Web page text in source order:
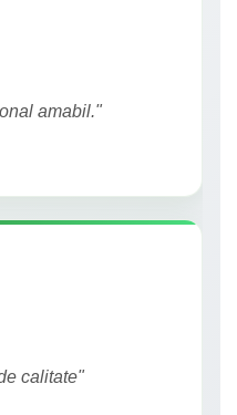
amabil."
calitate"